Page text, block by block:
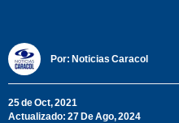
Por: Noticias Caracol
25 de Oct, 2021
Actualizado: 27 De Ago, 2024